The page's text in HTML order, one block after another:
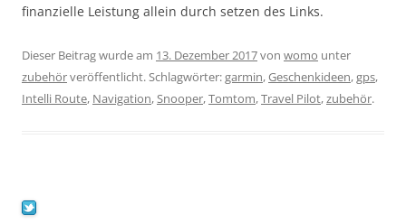
finanzielle Leistung allein durch setzen des Links.
Dieser Beitrag wurde am 13. Dezember 2017von womo unter
zubehörveröffentlicht. Schlagwörter:garmin,Geschenkideen,gps,
Intelli Route, Navigation,Snooper,Tomtom,Travel Pilot,zubehör.